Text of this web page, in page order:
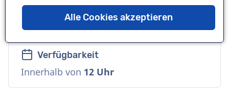
Sprecher
Unverwechselbar, Erwachsene, Warm
Verfügbarkeit
Innerhalb von 12 Uhr
Alle Cookies akzeptieren